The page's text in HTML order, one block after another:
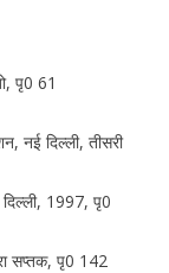
पृ0 61
नई दिल्ली, तीसरी
1997, पृ0
सप्तक, पृ0 142